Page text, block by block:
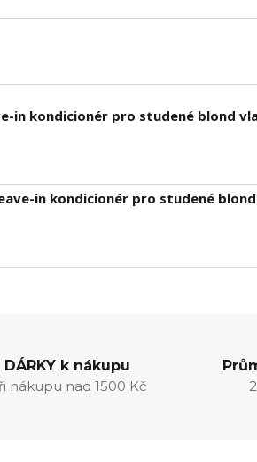
in kondicionér pro studené blond
in kondicionér pro studené
DÁRKY k nákupu
nákupu nad 1500 Kč